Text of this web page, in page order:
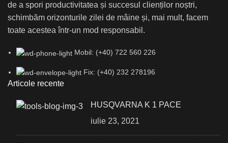
de a spori productivitatea și succesul clienților noștri,
schimbăm orizonturile zilei de mâine și, mai mult, facem
toate acestea într-un mod responsabil.
Mobil: (+40) 722 560 226
Fix: (+40) 232 278196
Articole recente
HUSQVARNA K 1 PACE
iulie 23, 2021